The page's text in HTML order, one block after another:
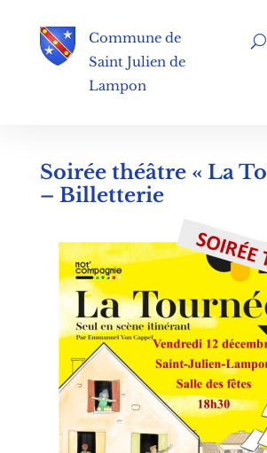
Commune de
Saint Julien de
Lampon
Soirée théâtre « La
– Billetterie